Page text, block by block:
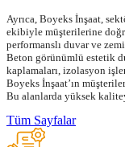
Ayrıca, Boyeks İnşaat,
ekibiyle müşterilerine
performanslı duvar ve
Beton görünümlü estetik
kaplamaları, izolasyon
Boyeks İnşaat’ın
Bu alanlarda yüksek
Tüm Sayfalar